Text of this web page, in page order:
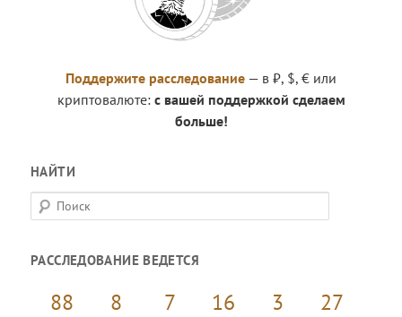
Поддержите расследование — в ₽, $, € или
криптовалюте: с вашей поддержкой сделаем
больше!
НАЙТИ
П
о
с
РАССЛЕДОВАНИЕ ВЕДЕТСЯ
88 8 7 16 3 27